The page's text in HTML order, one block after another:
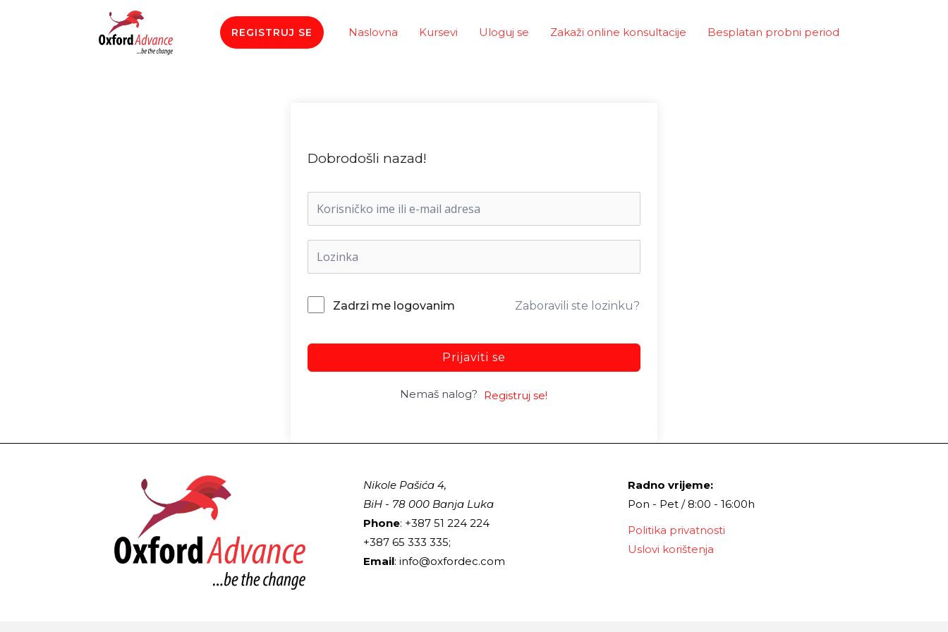
REGISTRUJ SE Naslovna Kursevi Uloguj se Zakaži online konsultacije Besplatan probni period
Dobrodošli nazad!
Zadrzi me logovanim Zaboravili ste lozinku?
Prijaviti se
Nemaš nalog? Registruj se!
Nikole Pašića 4,
BiH - 78 000 Banja Luka
Phone: +387 51 224 224
+387 65 333 335;
Email: info@oxfordec.com
Radno vrijeme:
Pon - Pet / 8:00 - 16:00h
Politika privatnosti
Uslovi korištenja